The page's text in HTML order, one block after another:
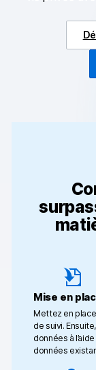
Mise en
Mettez en place
de suivi.
données à
données